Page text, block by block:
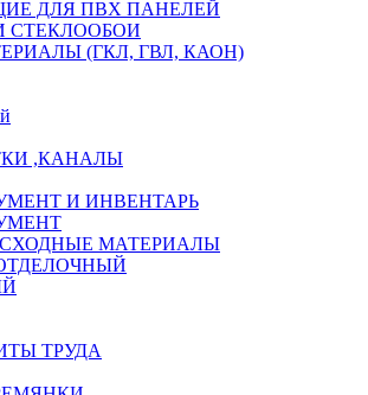
ДЛЯ ПВХ ПАНЕЛЕЙ
СТЕКЛООБОИ
(ГКЛ, ГВЛ, КАОН)
,КАНАЛЫ
И ИНВЕНТАРЬ
МАТЕРИАЛЫ
ТРУДА